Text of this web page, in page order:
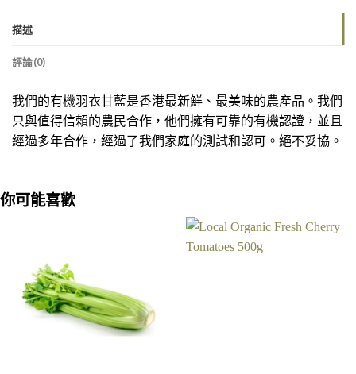
描述
評論(0)
我們的有機羽衣甘藍是香港最新鮮、最美味的農產品。我們
只與值得信賴的農民合作，他們擁有可靠的有機認證，並且
經過多年合作，經過了我們家庭的測試和認可。絕不妥協。
你可能喜歡